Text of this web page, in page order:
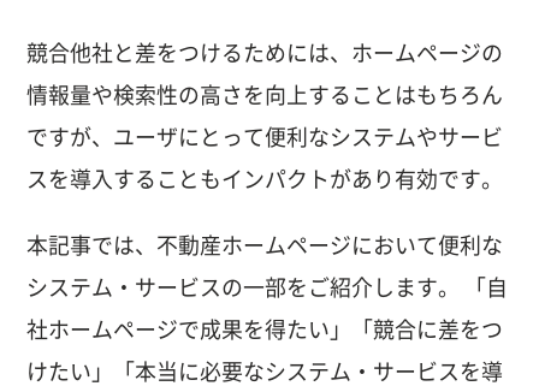
競合他社と差をつけるためには、ホームページの
情報量や検索性の高さを向上することはもちろん
ですが、ユーザにとって便利なシステムやサービ
スを導入することもインパクトがあり有効です。
本記事では、不動産ホームページにおいて便利な
システム・サービスの一部をご紹介します。 「自
社ホームページで成果を得たい」「競合に差をつ
けたい」「本当に必要なシステム・サービスを導